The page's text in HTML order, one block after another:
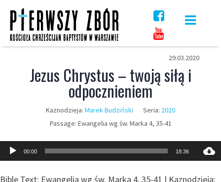
content
29.03.2020
Jezus Chrystus – twoją siłą i
odpocznieniem
Kaznodzieja: Marek Budziński Seria: 2020
Passage: Ewangelia wg św. Marka 4, 35-41
Odtwarzacz
plików
dźwiękowych
00:00 18:36
Bible Text: Ewangelia wg św. Marka 4, 35-41 | Kaznodzieja: